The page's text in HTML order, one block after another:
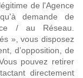
de l'Agence
demande de
/ au Réseau.
», vous disposez
d’opposition, de
pouvez retirer
directement